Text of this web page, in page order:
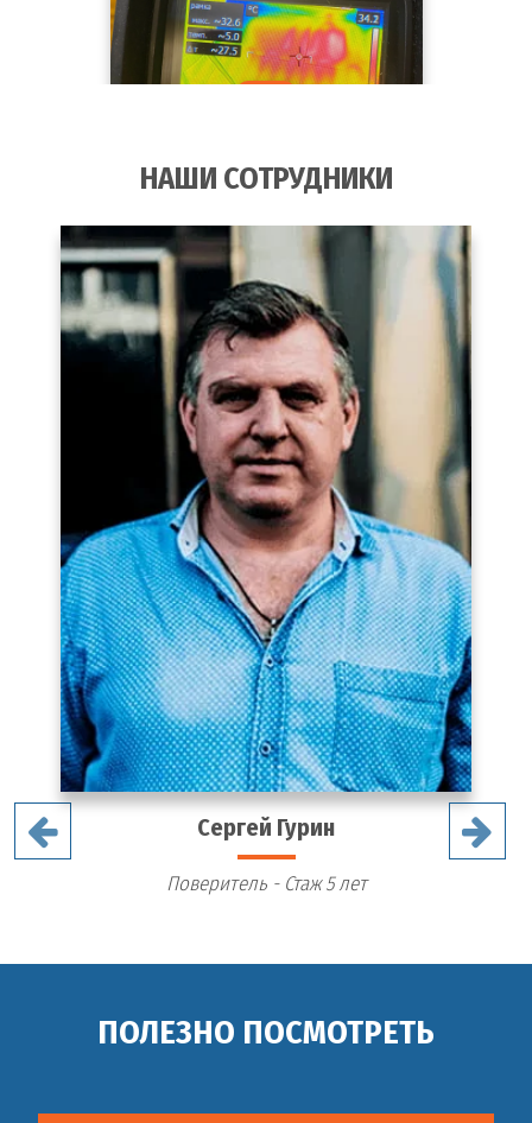
НАШИ СОТРУДНИКИ
Сергей Гурин
Поверитель - Стаж 5 лет
ПОЛЕЗНО ПОСМОТРЕТЬ